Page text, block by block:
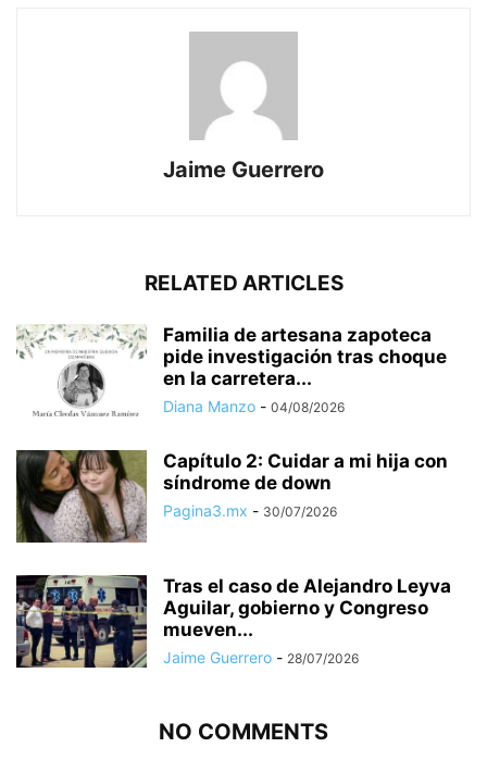
Jaime Guerrero
RELATED ARTICLES
Familia de artesana zapoteca
pide investigación tras choque
en la carretera...
Diana Manzo - 04/08/2026
Capítulo 2: Cuidar a mi hija con
síndrome de down
Pagina3.mx - 30/07/2026
Tras el caso de Alejandro Leyva
Aguilar, gobierno y Congreso
mueven...
Jaime Guerrero - 28/07/2026
NO COMMENTS